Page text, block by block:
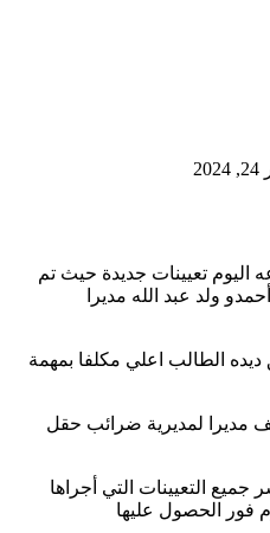
اليوم تعيينات جديدة حيث تم
ولد عبد الله مديرا
ديده الطالب اعلي مكلفا بمهمة
مديرا لمديرية ضرائب حقل
جميع التعيينات التي أجراها
فور الحصول عليها